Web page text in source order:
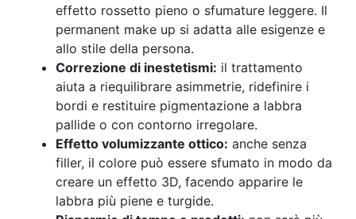
effetto rossetto pieno o sfumature leggere. Il
permanent make up si adatta alle esigenze e
allo stile della persona.
Correzione di inestetismi: il trattamento
aiuta a riequilibrare asimmetrie, ridefinire i
bordi e restituire pigmentazione a labbra
pallide o con contorno irregolare.
Effetto volumizzante ottico: anche senza
filler, il colore può essere sfumato in modo da
creare un effetto 3D, facendo apparire le
labbra più piene e turgide.